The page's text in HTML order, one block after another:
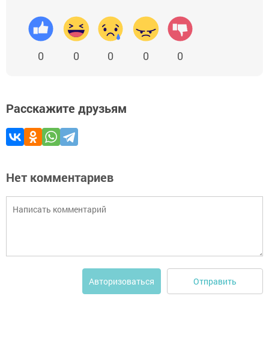
0 0 0 0 0
Расскажите друзьям
Нет комментариев
Авторизоваться Отправить